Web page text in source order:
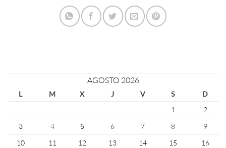
AGOSTO 2026
L M X J V S
D
1
2
3
4 5 6 7 8
9
10
11 12 13 14 15
16